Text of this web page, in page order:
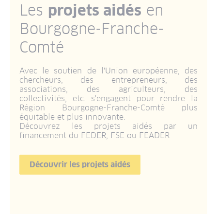
Les projets aidés en
Bourgogne-Franche-
Comté
Avec le soutien de l'Union européenne, des
chercheurs, des entrepreneurs, des
associations, des agriculteurs, des
collectivités, etc. s'engagent pour rendre la
Région Bourgogne-Franche-Comté plus
équitable et plus innovante.
Découvrez les projets aidés par un
financement du FEDER, FSE ou FEADER
Découvrir les projets aidés